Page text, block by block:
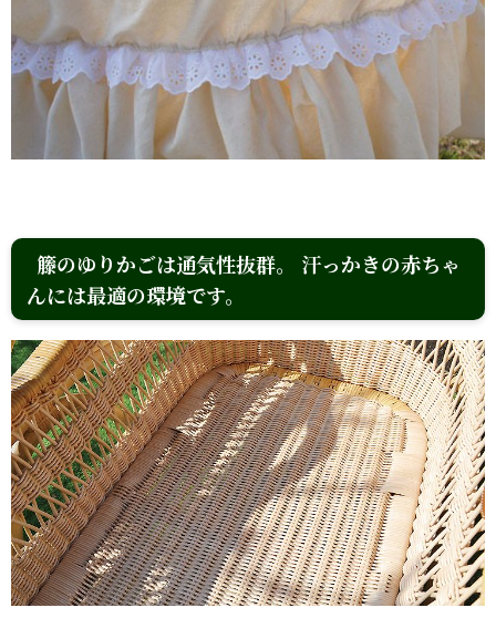
籐のゆりかごは通気性抜群。 汗っかきの赤ちゃ
んには最適の環境です。